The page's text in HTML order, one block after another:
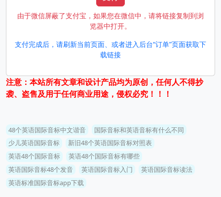
由于微信屏蔽了支付宝，如果您在微信中，请将链接复制到浏
览器中打开。
支付完成后，请刷新当前页面、或者进入后台“订单”页面获取下
载链接
注意：本站所有文章和设计产品均为原创，任何人不得抄
袭、盗售及用于任何商业用途，侵权必究！！！
48个英语国际音标中文谐音
国际音标和英语音标有什么不同
少儿英语国际音标
新旧48个英语国际音标对照表
英语48个国际音标
英语48个国际音标有哪些
英语国际音标48个发音
英语国际音标入门
英语国际音标读法
英语标准国际音标app下载